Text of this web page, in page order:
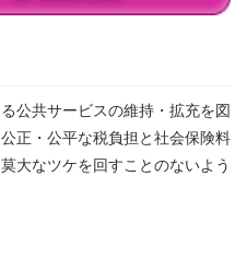
公共サービスの維持・拡充を図
正・公平な税負担と社会保険料
大なツケを回すことのないよう